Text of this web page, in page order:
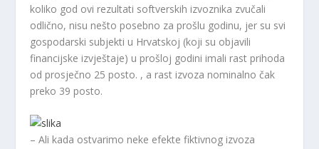
koliko god ovi rezultati softverskih izvoznika zvučali
odlično, nisu nešto posebno za prošlu godinu, jer su svi
gospodarski subjekti u Hrvatskoj (koji su objavili
financijske izvještaje) u prošloj godini imali rast prihoda
od prosječno 25 posto. , a rast izvoza nominalno čak
preko 39 posto.
– Ali kada ostvarimo neke efekte fiktivnog izvoza